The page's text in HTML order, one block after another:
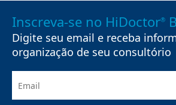
Inscreva-se no HiDoctor®
Digite seu email e receba
organização de seu consultório